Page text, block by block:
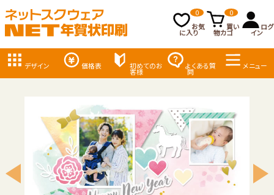
お気
に入り
0
買い
物カゴ
0
ログ
イン
デザイン 価格表 初めてのお
客様
よくある質
問
メニュー